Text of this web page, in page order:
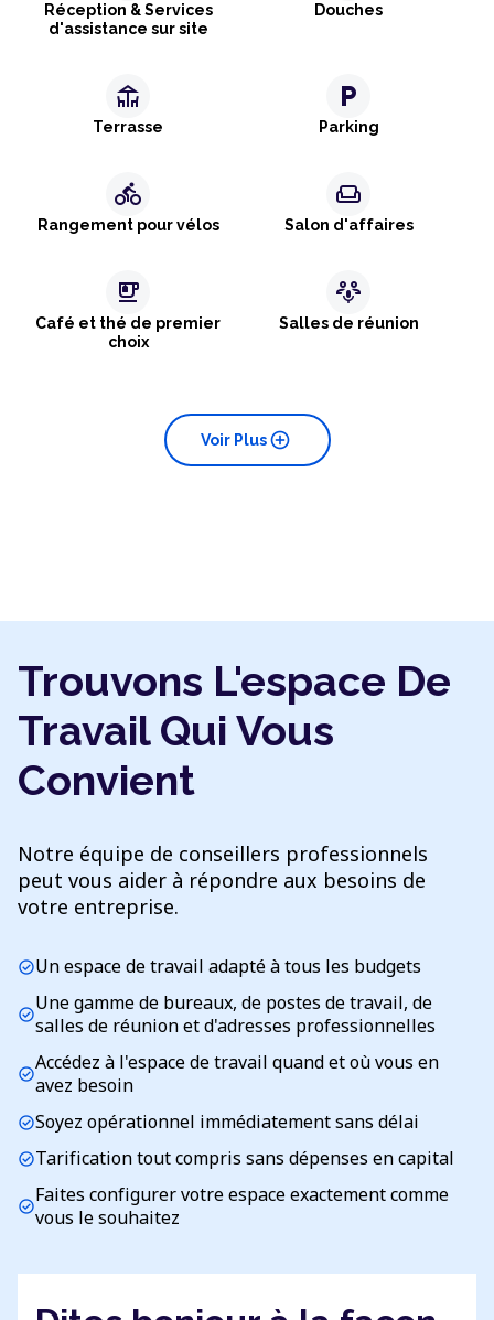
Réception & Services
d'assistance sur site
Douches
deck
Terrasse
local_parking
Parking
directions_bike
Rangement pour vélos
weekend
Salon d'affaires
emoji_food_beverage
Café et thé de premier
choix
adaptive_audio_mic
Salles de réunion
add_circle
Voir Plus
Trouvons L'espace De
Travail Qui Vous
Convient
Notre équipe de conseillers professionnels
peut vous aider à répondre aux besoins de
votre entreprise.
check_circleUn espace de travail adapté à tous les budgets
check_circleUne gamme de bureaux, de postes de travail, de
salles de réunion et d'adresses professionnelles
check_circleAccédez à l'espace de travail quand et où vous en
avez besoin
check_circleSoyez opérationnel immédiatement sans délai
check_circleTarification tout compris sans dépenses en capital
check_circleFaites configurer votre espace exactement comme
vous le souhaitez